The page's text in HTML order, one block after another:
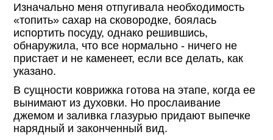
Изначально меня отпугивала необходимость
«топить» сахар на сковородке, боялась
испортить посуду, однако решившись,
обнаружила, что все нормально - ничего не
пристает и не каменеет, если все делать, как
указано.
В сущности коврижка готова на этапе, когда ее
вынимают из духовки. Но прослаивание
джемом и заливка глазурью придают выпечке
нарядный и законченный вид.